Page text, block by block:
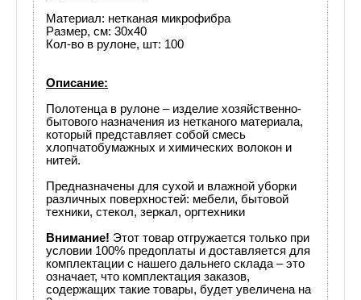
(0)
Доставка
этого
товара
Материал: нетканая микрофибра
Размер, см: 30х40
Кол-во в рулоне, шт: 100
Описание:
Полотенца в рулоне – изделие хозяйственно-
бытового назначения из нетканого материала,
который представляет собой смесь
хлопчатобумажных и химических волокон и
нитей.
Предназначены для сухой и влажной уборки
различных поверхностей: мебели, бытовой
техники, стекол, зеркал, оргтехники
Внимание! Этот товар отгружается только при
условии 100% предоплаты и доставляется для
комплектации с нашего дальнего склада – это
означает, что комплектация заказов,
содержащих такие товары, будет увеличена на